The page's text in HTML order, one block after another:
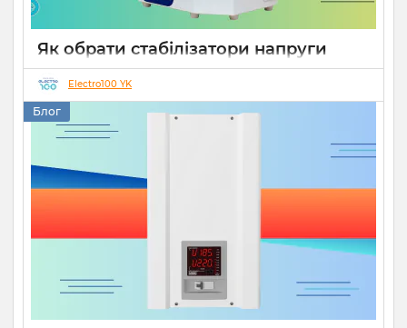
Як обрати стабілізатори напруги
Укртехнологія для дому чи бізнесу
Electro100 YK
Блог